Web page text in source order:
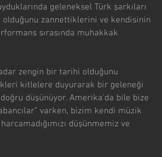
geleneksel Türk şarkıları
olduğunu zannettiklerini ve kendisinin
sırasında muhakkak
zengin bir tarihi olduğunu
kitlelere duyurarak bir geleneği
düşünüyor. Amerika’da bile bize
varken, bizim kendi müzik
düşünmemiz ve